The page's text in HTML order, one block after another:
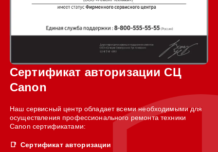
Сертификат авторизации СЦ
Canon
Наш сервисный центр обладает всеми необходимыми для
осуществления профессионального ремонта техники
Canon сертификатами:
Сертификат авторизации